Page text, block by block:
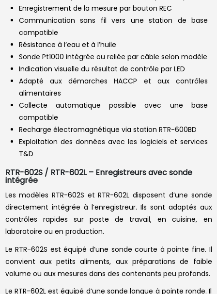
Enregistrement de la mesure par bouton REC
Communication sans fil vers une station de base
compatible
Résistance à l’eau et à l’huile
Sonde Pt1000 intégrée ou reliée par câble selon modèle
Indication visuelle du résultat de contrôle par LED
Adapté aux démarches HACCP et aux contrôles
alimentaires
Collecte automatique possible avec une base
compatible
Recharge électromagnétique via station RTR-600BD
Exploitation des données avec les logiciels et services
T&D
RTR-602S / RTR-602L – Enregistreurs avec sonde
intégrée
Les modèles RTR-602S et RTR-602L disposent d’une sonde
directement intégrée à l’enregistreur. Ils sont adaptés aux
contrôles rapides sur poste de travail, en cuisine, en
laboratoire ou en production.
Le RTR-602S est équipé d’une sonde courte à pointe fine. Il
convient aux petits aliments, aux préparations de faible
volume ou aux mesures dans des contenants peu profonds.
Le RTR-602L est équipé d’une sonde longue à pointe ronde. Il